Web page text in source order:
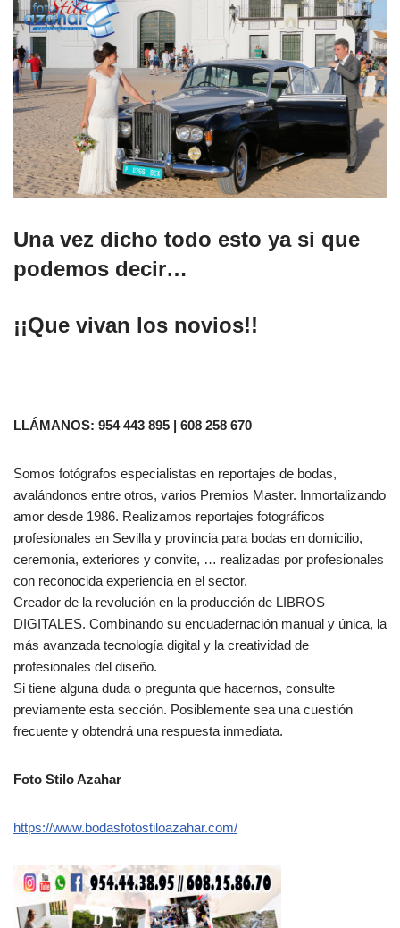
Una vez dicho todo esto ya si que
podemos decir…
¡¡Que vivan los novios!!
LLÁMANOS: 954 443 895 | 608 258 670
Somos fotógrafos especialistas en reportajes de bodas,
avalándonos entre otros, varios Premios Master. Inmortalizando
amor desde 1986. Realizamos reportajes fotográficos
profesionales en Sevilla y provincia para bodas en domicilio,
ceremonia, exteriores y convite, … realizadas por profesionales
con reconocida experiencia en el sector.
Creador de la revolución en la producción de LIBROS
DIGITALES. Combinando su encuadernación manual y única, la
más avanzada tecnología digital y la creatividad de
profesionales del diseño.
Si tiene alguna duda o pregunta que hacernos, consulte
previamente esta sección. Posiblemente sea una cuestión
frecuente y obtendrá una respuesta inmediata.
Foto Stilo Azahar
https://www.bodasfotostiloazahar.com/